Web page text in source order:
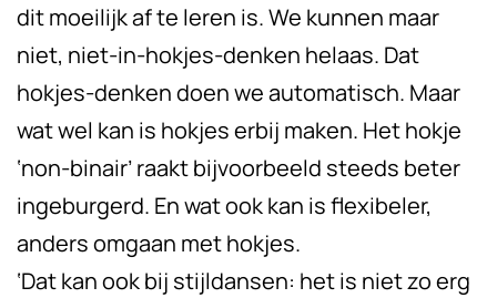
dit moeilijk af te leren is. We kunnen maar
niet, niet-in-hokjes-denken helaas. Dat
hokjes-denken doen we automatisch. Maar
wat wel kan is hokjes erbij maken. Het hokje
‘non-binair’ raakt bijvoorbeeld steeds beter
ingeburgerd. En wat ook kan is flexibeler,
anders omgaan met hokjes.
‘Dat kan ook bij stijldansen: het is niet zo erg